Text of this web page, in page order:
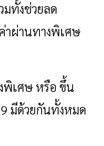
มทั้งช่วยลด
าผ่านทางพิเศษ
พิเศษ หรือ ขึ้น
มีด้วยกันทั้งหมด